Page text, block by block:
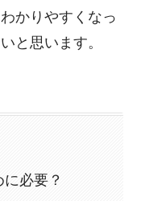
かりやすくなっ
と思います。
に必要？